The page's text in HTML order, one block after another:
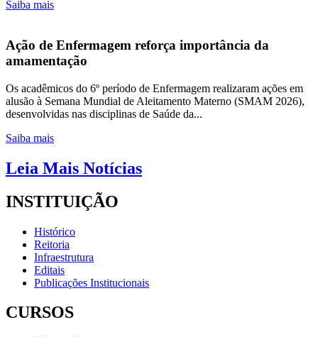
Saiba mais
Ação de Enfermagem reforça importância da
amamentação
Os acadêmicos do 6º período de Enfermagem realizaram ações em
alusão à Semana Mundial de Aleitamento Materno (SMAM 2026),
desenvolvidas nas disciplinas de Saúde da...
Saiba mais
Leia Mais Notícias
INSTITUIÇÃO
Histórico
Reitoria
Infraestrutura
Editais
Publicações Institucionais
CURSOS